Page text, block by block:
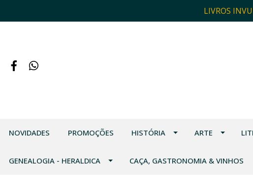
LIVROS
NOVIDADES PROMOÇÕES HISTÓRIA ARTE
GENEALOGIA - HERALDICA CAÇA, GASTRONOMIA & VINHOS